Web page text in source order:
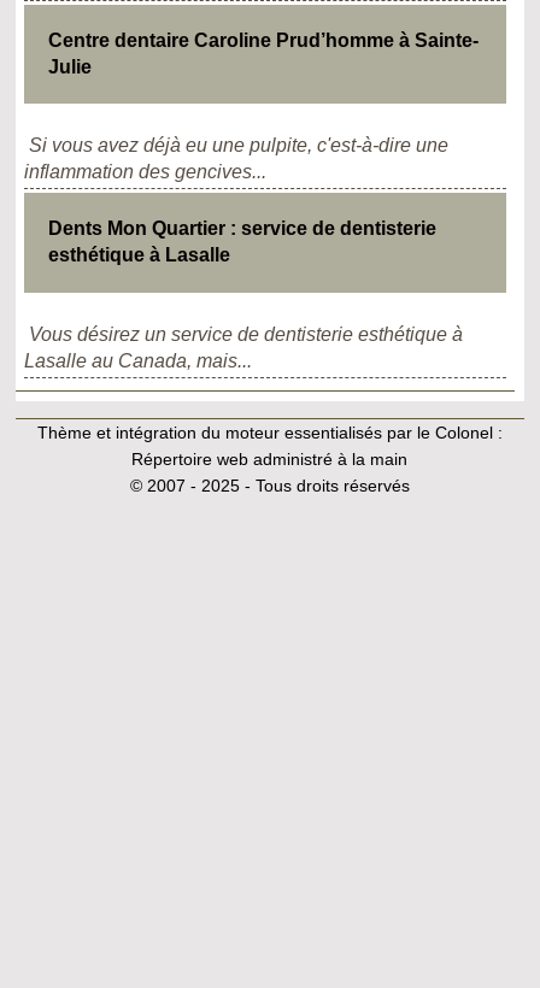
Centre dentaire Caroline Prud’homme à Sainte-
Julie
Si vous avez déjà eu une pulpite, c'est-à-dire une
inflammation des gencives...
Dents Mon Quartier : service de dentisterie
esthétique à Lasalle
Vous désirez un service de dentisterie esthétique à
Lasalle au Canada, mais...
Thème et intégration du moteur essentialisés par le Colonel :
Répertoire web administré à la main
© 2007 - 2025 - Tous droits réservés